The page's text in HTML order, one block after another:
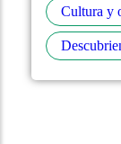
Cultura y